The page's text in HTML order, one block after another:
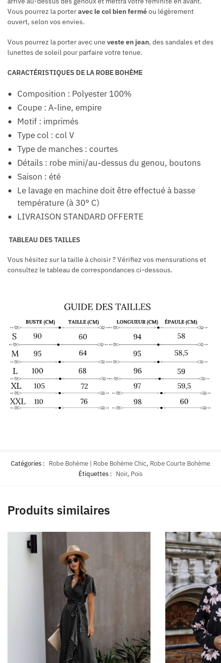
Vous pourrez la porteravec le col bien ferméou légèrement
ouvert, selon vos envies.
Vous pourrez la porter avec une veste en jean, des sandales et des
lunettes de soleil pour parfaire votre tenue.
CARACTÉRISTIQUES DE LA ROBE BOHÈME
Composition : Polyester 100%
Coupe : A-line, empire
Motif : imprimés
Type col : col V
Type de manches : courtes
Détails : robe mini/au-dessus du genou, boutons
Saison : été
Le lavage en machine doit être effectué à basse
température (à 30° C)
LIVRAISON STANDARD OFFERTE
TABLEAU DES TAILLES
Vous hésitez sur la taille à choisir ? Vérifiez vos mensurations et
consultez le tableau de correspondances ci-dessous.
Catégories : Robe Bohème | Robe Bohème Chic, Robe Courte Bohème
Étiquettes : Noir, Pois
Produits similaires